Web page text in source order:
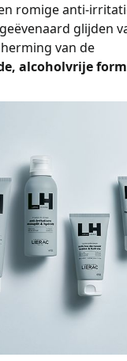
romige anti-
glijden
van de
alcoholvrije